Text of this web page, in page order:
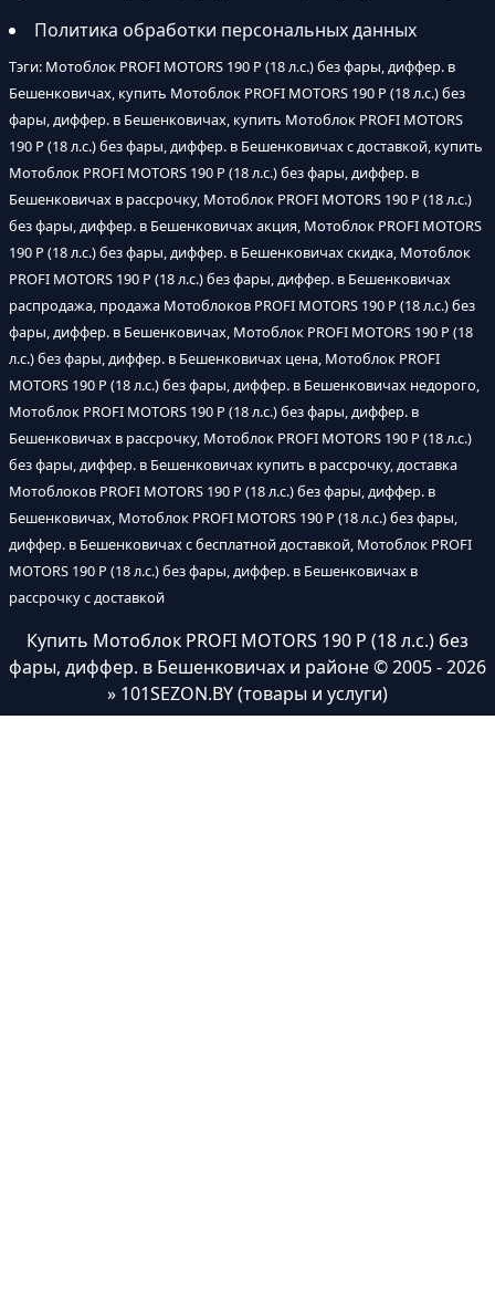
Политика обработки персональных данных
Тэги: Мотоблок PROFI MOTORS 190 P (18 л.с.) без фары, диффер. в
Бешенковичах, купить Мотоблок PROFI MOTORS 190 P (18 л.с.) без
фары, диффер. в Бешенковичах, купить Мотоблок PROFI MOTORS
190 P (18 л.с.) без фары, диффер. в Бешенковичах с доставкой, купить
Мотоблок PROFI MOTORS 190 P (18 л.с.) без фары, диффер. в
Бешенковичах в рассрочку, Мотоблок PROFI MOTORS 190 P (18 л.с.)
без фары, диффер. в Бешенковичах акция, Мотоблок PROFI MOTORS
190 P (18 л.с.) без фары, диффер. в Бешенковичах скидка, Мотоблок
PROFI MOTORS 190 P (18 л.с.) без фары, диффер. в Бешенковичах
распродажа, продажа Мотоблоков PROFI MOTORS 190 P (18 л.с.) без
фары, диффер. в Бешенковичах, Мотоблок PROFI MOTORS 190 P (18
л.с.) без фары, диффер. в Бешенковичах цена, Мотоблок PROFI
MOTORS 190 P (18 л.с.) без фары, диффер. в Бешенковичах недорого,
Мотоблок PROFI MOTORS 190 P (18 л.с.) без фары, диффер. в
Бешенковичах в рассрочку, Мотоблок PROFI MOTORS 190 P (18 л.с.)
без фары, диффер. в Бешенковичах купить в рассрочку, доставка
Мотоблоков PROFI MOTORS 190 P (18 л.с.) без фары, диффер. в
Бешенковичах, Мотоблок PROFI MOTORS 190 P (18 л.с.) без фары,
диффер. в Бешенковичах с бесплатной доставкой, Мотоблок PROFI
MOTORS 190 P (18 л.с.) без фары, диффер. в Бешенковичах в
рассрочку с доставкой
Купить Мотоблок PROFI MOTORS 190 P (18 л.с.) без
фары, диффер. в Бешенковичах и районе© 2005 - 2026
» 101SEZON.BY (товары и услуги)